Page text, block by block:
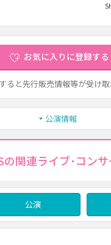
お気に入りに登録する
ると先行販売情報等が受け
公演情報
の関連ライブ･コン
公演